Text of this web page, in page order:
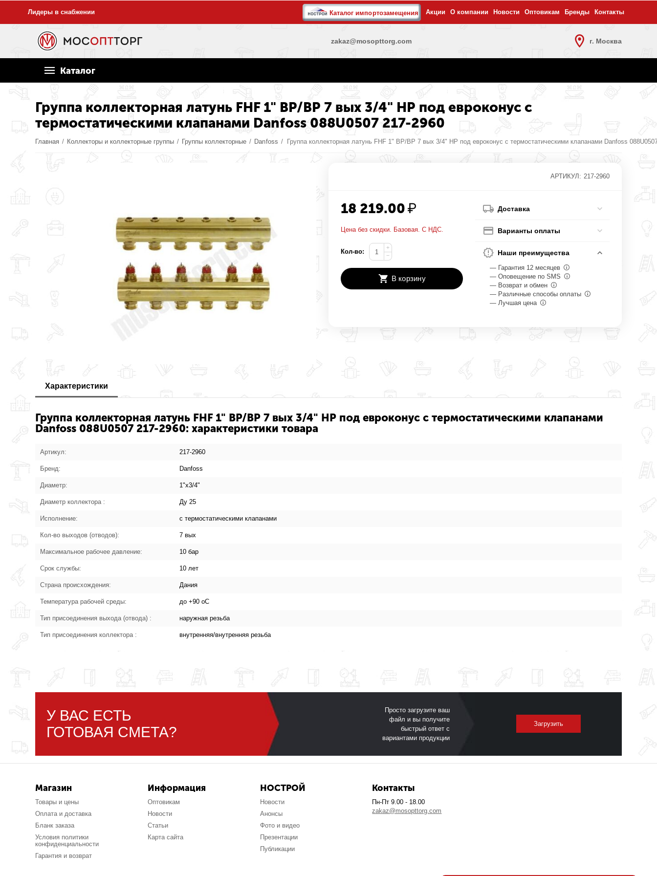
Лидеры в снабжении Каталог импортозамещения Акции О компании Новости Оптовикам Бренды Контакты
zakaz@mosopttorg.com г. Москва
Каталог
Группа коллекторная латунь FHF 1" ВР/ВР 7 вых 3/4" НР под евроконус с
термостатическими клапанами Danfoss 088U0507 217-2960
Главная / Коллекторы и коллекторные группы / Группы коллекторные / Danfoss / Группа коллекторная латунь FHF 1" ВР/ВР 7 вых 3/4" НР под евроконус с термостатическими клапанами Danfoss
АРТИКУЛ: 217-2960
18 219.00₽
Цена без скидки. Базовая. С НДС.
Кол-во:
+
−
В корзину
Доставка
Варианты оплаты
Наши преимущества
— Гарантия 12 месяцев
— Оповещение по SMS
— Возврат и обмен
— Различные способы оплаты
— Лучшая цена
Характеристики
Группа коллекторная латунь FHF 1" ВР/ВР 7 вых 3/4" НР под евроконус с термостатическими клапанами
Danfoss 088U0507 217-2960: характеристики товара
Артикул: 217-2960
Бренд: Danfoss
Диаметр: 1"x3/4"
Диаметр коллектора : Ду 25
Исполнение: с термостатическими клапанами
Кол-во выходов (отводов): 7 вых
Максимальное рабочее давление: 10 бар
Срок службы: 10 лет
Страна происхождения: Дания
Температура рабочей среды: до +90 oC
Тип присоединения выхода (отвода) : наружная резьба
Тип присоединения коллектора : внутренняя/внутренняя резьба
У ВАС ЕСТЬ
ГОТОВАЯ СМЕТА?
Просто загрузите ваш
файл и вы получите
быстрый ответ с
вариантами продукции
Загрузить
Магазин
Товары и цены
Оплата и доставка
Бланк заказа
Условия политики
конфиденциальности
Гарантия и возврат
Информация
Оптовикам
Новости
Статьи
Карта сайта
НОСТРОЙ
Новости
Анонсы
Фото и видео
Презентации
Публикации
Контакты
Пн-Пт 9.00 - 18.00
zakaz@mosopttorg.com